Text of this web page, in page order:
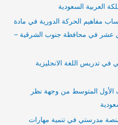
العربية السعودية
مفاهيم الحركة الدورية في مادة
عشر في محافظة جنوب الشرقية –
في تدريس اللغة الانجليزية
الأول المتوسط من وجهة نظر
منصة مدرستي في تنمية مهارات